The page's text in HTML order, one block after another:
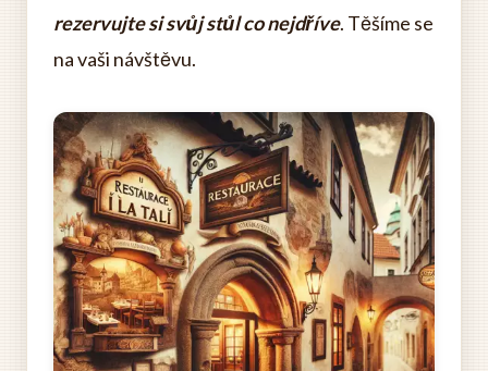
rezervujte si svůj stůl co nejdříve. Těšíme se
na vaši návštěvu.